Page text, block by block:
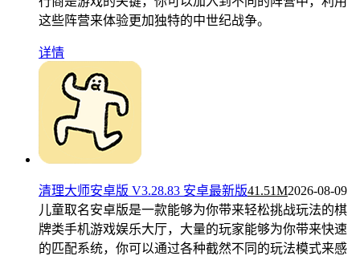
这些阵营来体验更加独特的中世纪战争。
详情
清理大师安卓版 V3.28.83 安卓最新版41.51M2026-08-09
儿童取名安卓版是一款能够为你带来轻松挑战玩法的棋
牌类手机游戏娱乐大厅，大量的玩家能够为你带来快速
的匹配系统，你可以通过各种截然不同的玩法模式来感